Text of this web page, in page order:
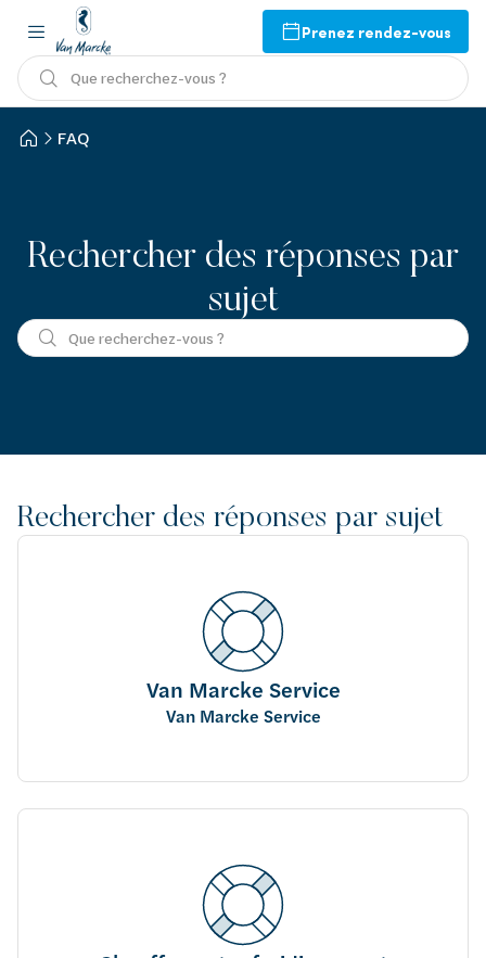
Prenez rendez-vous
Que recherchez-vous ?
FAQ
Rechercher des réponses par
sujet
Rechercher des réponses par sujet
Van Marcke Service
Van Marcke Service